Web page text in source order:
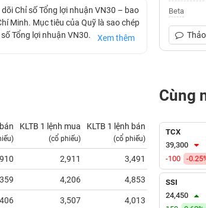
Chỉ số Tổng lợi nhuận VN30 – bao
Minh. Mục tiêu của Quỹ là sao chép
Tổng lợi nhuận VN30.
Xem thêm
Beta
KLTB 1 lệnh mua
(cổ phiếu)
KLTB 1 lệnh bán
(cổ phiếu)
2,911 3,491 0.01
4,206 4,853
3,507 4,013 0.28
Cùng
TCX
39,300
-100
-
SSI
24,450